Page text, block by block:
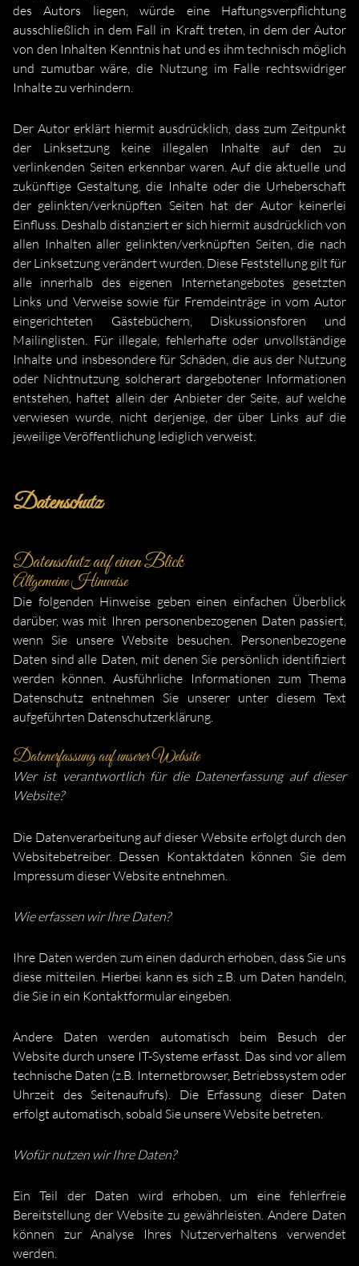
des Autors liegen, würde eine Haftungsverpflichtung
ausschließlich in dem Fall in Kraft treten, in dem der Autor
von den Inhalten Kenntnis hat und es ihm technisch möglich
und zumutbar wäre, die Nutzung im Falle rechtswidriger
Inhalte zu verhindern.
Der Autor erklärt hiermit ausdrücklich, dass zum Zeitpunkt
der Linksetzung keine illegalen Inhalte auf den zu
verlinkenden Seiten erkennbar waren. Auf die aktuelle und
zukünftige Gestaltung, die Inhalte oder die Urheberschaft
der gelinkten/verknüpften Seiten hat der Autor keinerlei
Einfluss. Deshalb distanziert er sich hiermit ausdrücklich von
allen Inhalten aller gelinkten/verknüpften Seiten, die nach
der Linksetzung verändert wurden. Diese Feststellung gilt für
alle innerhalb des eigenen Internetangebotes gesetzten
Links und Verweise sowie für Fremdeinträge in vom Autor
eingerichteten Gästebüchern, Diskussionsforen und
Mailinglisten. Für illegale, fehlerhafte oder unvollständige
Inhalte und insbesondere für Schäden, die aus der Nutzung
oder Nichtnutzung solcherart dargebotener Informationen
entstehen, haftet allein der Anbieter der Seite, auf welche
verwiesen wurde, nicht derjenige, der über Links auf die
jeweilige Veröffentlichung lediglich verweist.
Datenschutz
Datenschutz auf einen Blick
Allgemeine Hinweise
Die folgenden Hinweise geben einen einfachen Überblick
darüber, was mit Ihren personenbezogenen Daten passiert,
wenn Sie unsere Website besuchen. Personenbezogene
Daten sind alle Daten, mit denen Sie persönlich identifiziert
werden können. Ausführliche Informationen zum Thema
Datenschutz entnehmen Sie unserer unter diesem Text
aufgeführten Datenschutzerklärung.
Datenerfassung auf unserer Website
Wer ist verantwortlich für die Datenerfassung auf dieser
Website?
Die Datenverarbeitung auf dieser Website erfolgt durch den
Websitebetreiber. Dessen Kontaktdaten können Sie dem
Impressum dieser Website entnehmen.
Wie erfassen wir Ihre Daten?
Ihre Daten werden zum einen dadurch erhoben, dass Sie uns
diese mitteilen. Hierbei kann es sich z.B. um Daten handeln,
die Sie in ein Kontaktformular eingeben.
Andere Daten werden automatisch beim Besuch der
Website durch unsere IT-Systeme erfasst. Das sind vor allem
technische Daten (z.B. Internetbrowser, Betriebssystem oder
Uhrzeit des Seitenaufrufs). Die Erfassung dieser Daten
erfolgt automatisch, sobald Sie unsere Website betreten.
Wofür nutzen wir Ihre Daten?
Ein Teil der Daten wird erhoben, um eine fehlerfreie
Bereitstellung der Website zu gewährleisten. Andere Daten
können zur Analyse Ihres Nutzerverhaltens verwendet
werden.